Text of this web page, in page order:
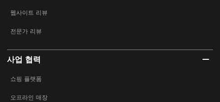
웹사이트 리뷰
전문가 리뷰
사업 협력
쇼핑 플랫폼
오프라인 매장